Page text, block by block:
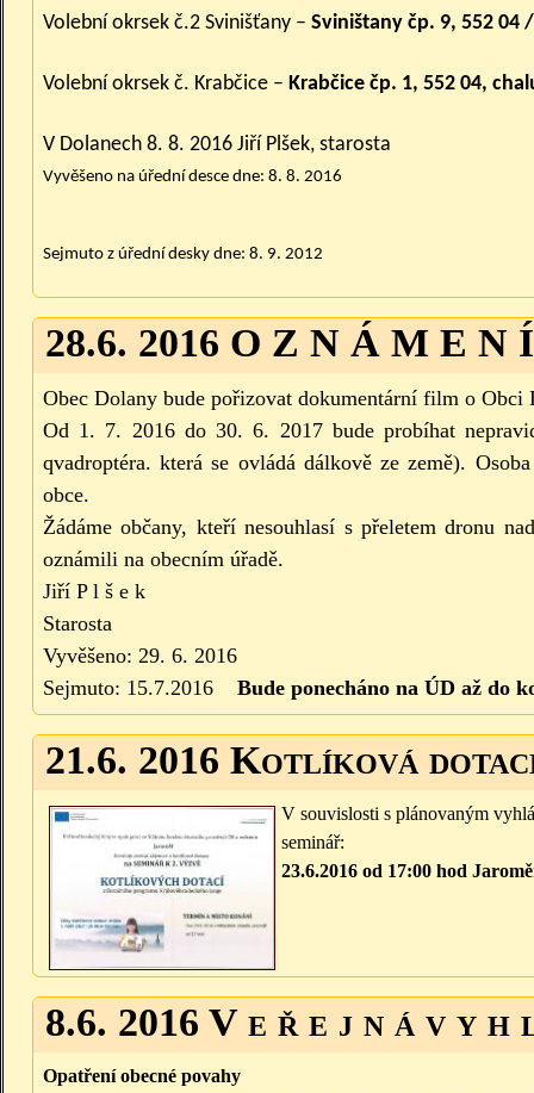
Volební okrsek č.2 Svinišťany – Sviništany čp. 9, 552 04
Volební okrsek č. Krabčice – Krabčice čp. 1, 552 04,
V Dolanech 8. 8. 2016 Jiří Plšek, starosta
Vyvěšeno na úřední desce dne: 8. 8. 2016
Sejmuto z úřední desky dne: 8. 9. 2012
28.6. 2016 O Z N Á M E N Í
Obec Dolany bude pořizovat dokumentární film o
Od 1. 7. 2016 do 30. 6. 2017 bude probíhat
qvadroptéra. která se ovládá dálkově ze země).
obce.
Žádáme občany, kteří nesouhlasí s přeletem dronu
oznámili na obecním úřadě.
Jiří P l š e k
Starosta
Vyvěšeno: 29. 6. 2016
Sejmuto: 15.7.2016 Bude ponecháno na ÚD až do
21.6. 2016 Kotlíková
V souvislosti s plánovaným
seminář:
23.6.2016 od 17:00 hod
8.6. 2016 V e ř e j n á v y h
Opatření obecné povahy